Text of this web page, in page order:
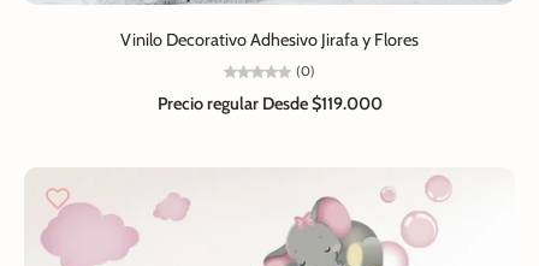
Vinilo Decorativo Adhesivo Jirafa y Flores
(0)
Precio regular Desde $119.000